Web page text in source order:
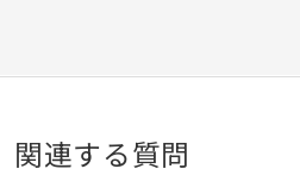
関連する質問